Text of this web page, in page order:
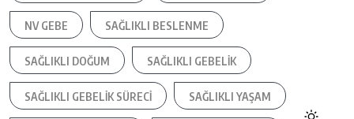
NV GEBE SAĞLIKLI BESLENME
SAĞLIKLI DOĞUM SAĞLIKLI GEBELIK
SAĞLIKLI GEBELIK SÜRECI SAĞLIKLI YAŞAM